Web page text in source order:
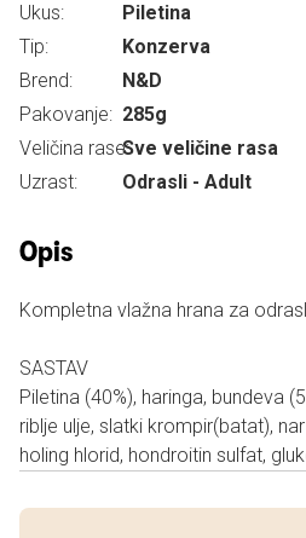
Ukus:
Piletina
Tip:
Konzerva
Brend:
N&D
Pakovanje: 285g
Veličina rase:Sve veličine rasa
Uzrast:
Odrasli - Adult
Opis
Kompletna vlažna hrana za
SASTAV
Piletina (40%), haringa, bundeva
riblje ulje, slatki krompir(batat),
holing hlorid, hondroitin sulfat,